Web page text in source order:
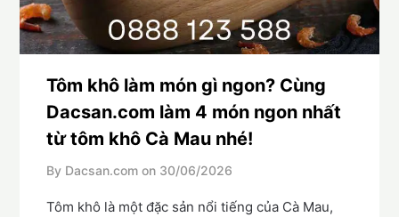
Tôm khô làm món gì ngon? Cùng
Dacsan.com làm 4 món ngon nhất
từ tôm khô Cà Mau nhé!
By Dacsan.com on 30/06/2026
Tôm khô là một đặc sản nổi tiếng của Cà Mau,